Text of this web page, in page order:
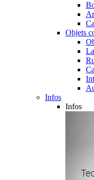
Objets
Infos
Infos